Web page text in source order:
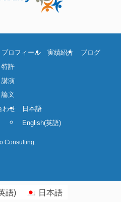
プロフィール
特許
講演
論文
実績紹介 ブログ
わせ
日本語
English(英語)
Consulting.
語) 日本語